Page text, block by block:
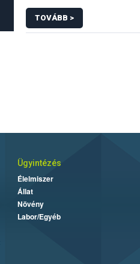
TOVÁBB >
Ügyintézés
Élelmiszer
Állat
Növény
Labor/Egyéb